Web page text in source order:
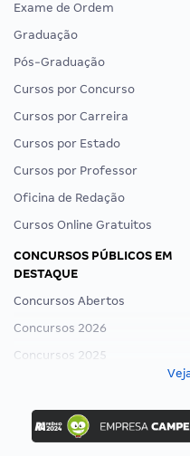
Exame de Ordem
Graduação
Pós-Graduação
Cursos por Concurso
Cursos por Carreira
Cursos por Estado
Cursos por Professor
Oficina de Redação
Cursos Online Gratuitos
CONCURSOS PÚBLICOS EM
DESTAQUE
Concursos Abertos
Concursos 2026
Concursos 2025
Concurso Ibama
Concurso MPU